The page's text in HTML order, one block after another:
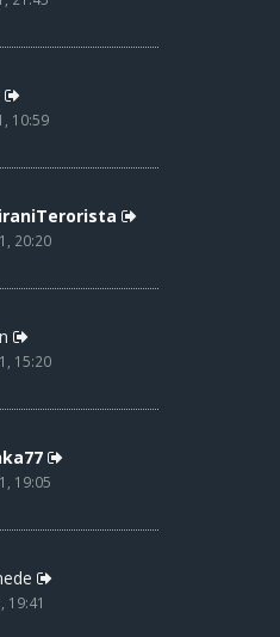
10:59
20:20
15:20
19:05
19:41